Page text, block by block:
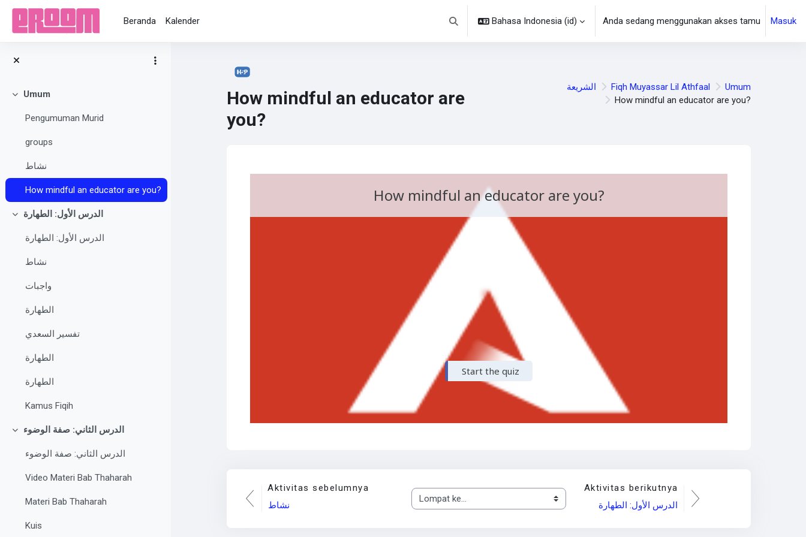
Lewati ke konten utama
Beranda
Kalender
Alihkan input pencarian
Bahasa Indonesia ‎(id)‎ Anda sedang menggunakan akses tamu Masuk
Ciutkan
Umum
Pengumuman Murid
groups
نشاط
How mindful an educator are you?
Ciutkan
الدرس الأول: الطهارة
الدرس الأول: الطهارة
نشاط
واجبات
الطهارة
تفسير السعدي
الطهارة
الطهارة
Kamus Fiqih
Ciutkan
الدرس الثاني: صفة الوضوء
الدرس الثاني: صفة الوضوء
Video Materi Bab Thaharah
Materi Bab Thaharah
Kuis
How mindful an educator are
you?
الشريعة Fiqh Muyassar Lil Athfaal
Umum
How mindful an educator are you?
Aktivitas sebelumnya
نشاط
Lompat ke...
Aktivitas berikutnya
الدرس الأول: الطهارة